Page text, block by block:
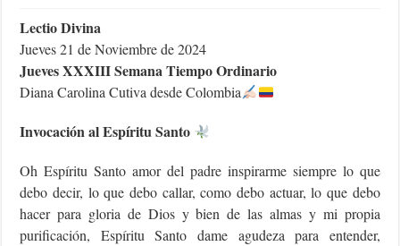
Lectio Divina
Jueves 21 de Noviembre de 2024
Jueves XXXIII Semana Tiempo Ordinario
Diana Carolina Cutiva desde Colombia
Invocación al Espíritu Santo
Oh Espíritu Santo amor del padre inspirarme siempre lo que
debo decir, lo que debo callar, como debo actuar, lo que debo
hacer para gloria de Dios y bien de las almas y mi propia
purificación, Espíritu Santo dame agudeza para entender,